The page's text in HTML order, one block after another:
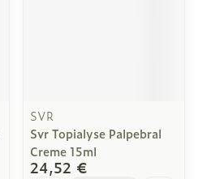
SVR
Svr Topialyse Palpebral
Creme 15ml
24,52 €